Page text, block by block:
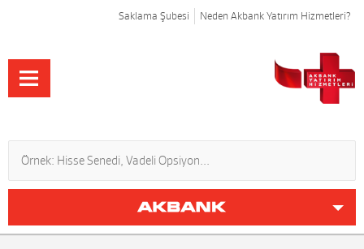
Saklama Şubesi Neden Akbank Yatırım Hizmetleri?